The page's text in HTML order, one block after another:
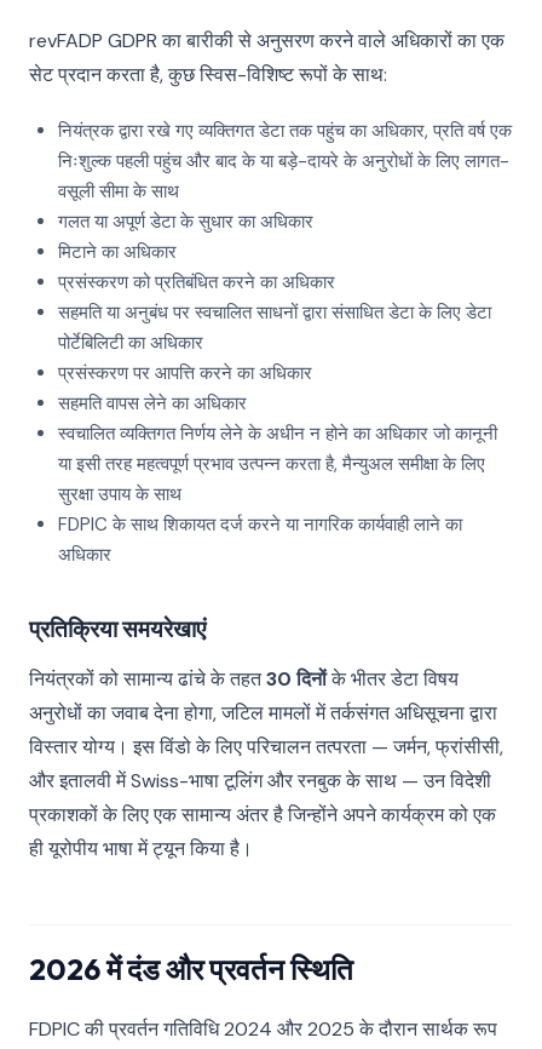
revFADP GDPR का बारीकी से अनुसरण करने वाले अधिकारों का एक
सेट प्रदान करता है, कुछ स्विस-विशिष्ट रूपों के साथ:
नियंत्रक द्वारा रखे गए व्यक्तिगत डेटा तक पहुंच का अधिकार, प्रति वर्ष एक
निःशुल्क पहली पहुंच और बाद के या बड़े-दायरे के अनुरोधों के लिए लागत-
वसूली सीमा के साथ
गलत या अपूर्ण डेटा के सुधार का अधिकार
मिटाने का अधिकार
प्रसंस्करण को प्रतिबंधित करने का अधिकार
सहमति या अनुबंध पर स्वचालित साधनों द्वारा संसाधित डेटा के लिए डेटा
पोर्टेबिलिटी का अधिकार
प्रसंस्करण पर आपत्ति करने का अधिकार
सहमति वापस लेने का अधिकार
स्वचालित व्यक्तिगत निर्णय लेने के अधीन न होने का अधिकार जो कानूनी
या इसी तरह महत्वपूर्ण प्रभाव उत्पन्न करता है, मैन्युअल समीक्षा के लिए
सुरक्षा उपाय के साथ
FDPIC के साथ शिकायत दर्ज करने या नागरिक कार्यवाही लाने का
अधिकार
प्रतिक्रिया समयरेखाएं
नियंत्रकों को सामान्य ढांचे के तहत30 दिनोंके भीतर डेटा विषय
अनुरोधों का जवाब देना होगा, जटिल मामलों में तर्कसंगत अधिसूचना द्वारा
विस्तार योग्य। इस विंडो के लिए परिचालन तत्परता — जर्मन, फ्रांसीसी,
और इतालवी में Swiss-भाषा टूलिंग और रनबुक के साथ — उन विदेशी
प्रकाशकों के लिए एक सामान्य अंतर है जिन्होंने अपने कार्यक्रम को एक
ही यूरोपीय भाषा में ट्यून किया है।
2026 में दंड और प्रवर्तन स्थिति
FDPIC की प्रवर्तन गतिविधि 2024 और 2025 के दौरान सार्थक रूप